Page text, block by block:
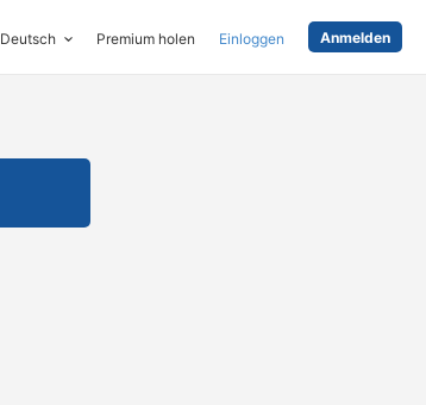
Deutsch Premium holen Einloggen Anmelden